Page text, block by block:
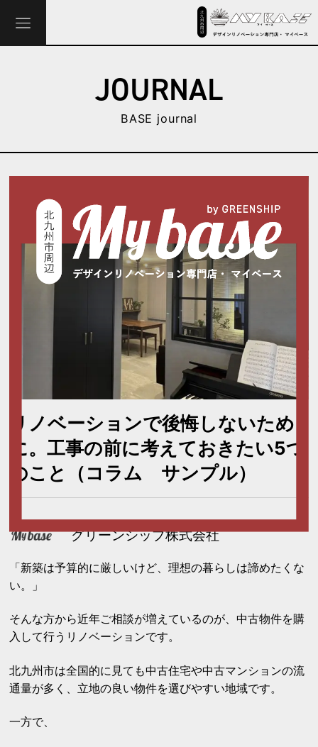
JOURNAL
BASE journal
リノベーションで後悔しないため
に。工事の前に考えておきたい5つ
のこと（コラム サンプル）
グリーンシップ株式会社
「新築は予算的に厳しいけど、理想の暮らしは諦めたくな
い。」
そんな方から近年ご相談が増えているのが、中古物件を購
入して行うリノベーションです。
北九州市は全国的に見ても中古住宅や中古マンションの流
通量が多く、立地の良い物件を選びやすい地域です。
一方で、